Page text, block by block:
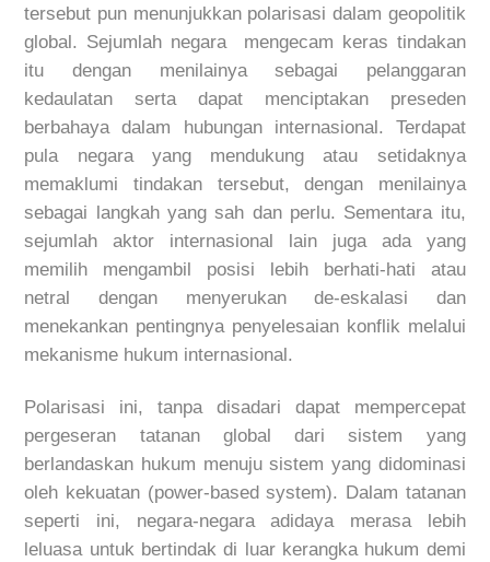
tersebut pun menunjukkan polarisasi dalam geopolitik
global. Sejumlah negara mengecam keras tindakan
itu dengan menilainya sebagai pelanggaran
kedaulatan serta dapat menciptakan preseden
berbahaya dalam hubungan internasional. Terdapat
pula negara yang mendukung atau setidaknya
memaklumi tindakan tersebut, dengan menilainya
sebagai langkah yang sah dan perlu. Sementara itu,
sejumlah aktor internasional lain juga ada yang
memilih mengambil posisi lebih berhati-hati atau
netral dengan menyerukan de-eskalasi dan
menekankan pentingnya penyelesaian konflik melalui
mekanisme hukum internasional.
Polarisasi ini, tanpa disadari dapat mempercepat
pergeseran tatanan global dari sistem yang
berlandaskan hukum menuju sistem yang didominasi
oleh kekuatan (power-based system). Dalam tatanan
seperti ini, negara-negara adidaya merasa lebih
leluasa untuk bertindak di luar kerangka hukum demi